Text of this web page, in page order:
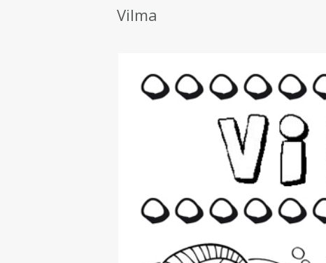
Vilma